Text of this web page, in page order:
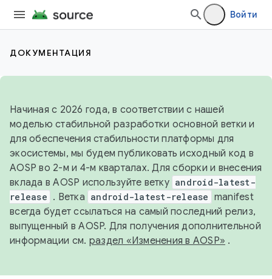
Войти
ДОКУМЕНТАЦИЯ
Начиная с 2026 года, в соответствии с нашей
моделью стабильной разработки основной ветки и
для обеспечения стабильности платформы для
экосистемы, мы будем публиковать исходный код в
AOSP во 2-м и 4-м кварталах. Для сборки и внесения
вклада в AOSP используйте ветку android-latest-
release . Ветка android-latest-release manifest
всегда будет ссылаться на самый последний релиз,
выпущенный в AOSP. Для получения дополнительной
информации см. раздел «Изменения в AOSP» .